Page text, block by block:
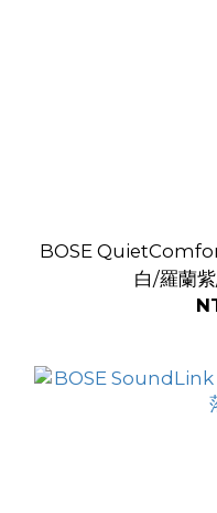
BOSE
白/羅蘭